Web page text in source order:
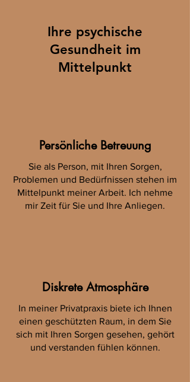
Ihre psychische
Gesundheit im
Mittelpunkt
Persönliche Betreuung
Sie als Person, mit Ihren Sorgen,
Problemen und Bedürfnissen stehen im
Mittelpunkt meiner Arbeit. Ich nehme
mir Zeit für Sie und Ihre Anliegen.
Diskrete Atmosphäre
In meiner Privatpraxis biete ich Ihnen
einen geschützten Raum, in dem Sie
sich mit Ihren Sorgen gesehen, gehört
und verstanden fühlen können.